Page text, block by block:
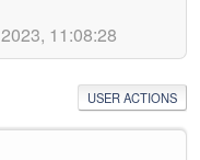
11:08:28
USER ACTIONS